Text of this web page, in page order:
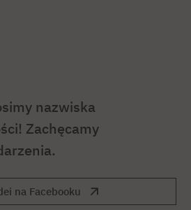
nazwiska
Zachęcamy
na Facebooku